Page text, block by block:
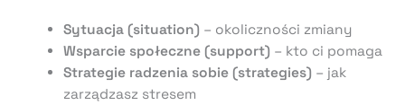
Sytuacja (situation) – okoliczności zmiany
Wsparcie społeczne (support) – kto ci pomaga
Strategie radzenia sobie (strategies) – jak
zarządzasz stresem